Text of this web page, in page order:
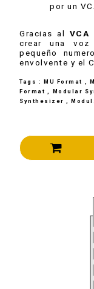
por un
Gracias al VCA
crear una voz
pequeño
envolvente y el
Tags : MU Format ,
Format , Modular
Synthesizer ,